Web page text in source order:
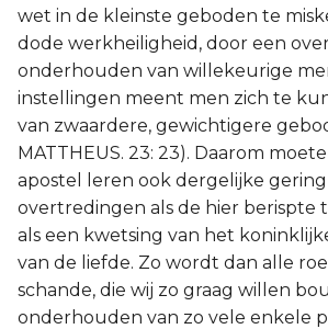
wet in de kleinste geboden te
dode werkheiligheid, door een
onderhouden van willekeurige
instellingen meent men zich te
van zwaardere, gewichtigere
MATTHEUS. 23: 23). Daarom
apostel leren ook dergelijke
overtredingen als de hier berispte
als een kwetsing van het
van de liefde. Zo wordt dan alle
schande, die wij zo graag willen
onderhouden van zo vele enkele